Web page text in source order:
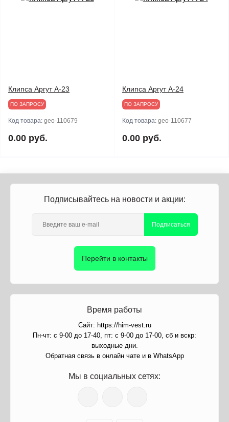
Клипса Аргут А-23
ПО ЗАПРОСУ
Код товара: geo-110679
0.00 руб.
Клипса Аргут А-24
ПО ЗАПРОСУ
Код товара: geo-110677
0.00 руб.
Подписывайтесь на новости и акции:
Подписаться
Перейти в контакты
Время работы
Сайт: https://him-vest.ru
Пн-чт: с 9-00 до 17-40, пт: с 9-00 до 17-00, сб и вскр:
выходные дни.
Обратная связь в онлайн чате и в WhatsApp
Мы в социальных сетях: